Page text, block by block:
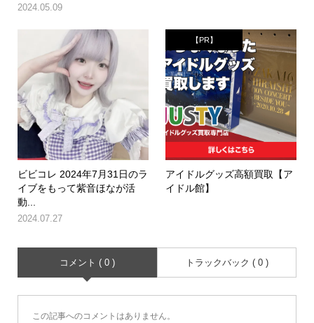
2024.05.09
ビビコレ 2024年7月31日のラ
イブをもって紫音ほなが活
動...
2024.07.27
【PR】
アイドルグッズ高額買取【ア
イドル館】
コメント ( 0 ) トラックバック ( 0 )
この記事へのコメントはありません。